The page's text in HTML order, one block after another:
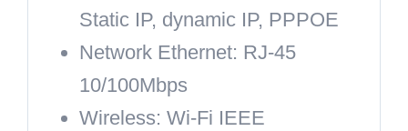
Static IP, dynamic IP, PPPOE
Network Ethernet: RJ-45
10/100Mbps
Wireless: Wi-Fi IEEE